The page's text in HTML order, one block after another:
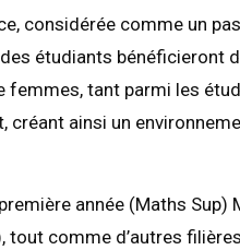
considérée comme un
étudiants bénéficieront
tant parmi les
créant ainsi un
année (Maths Sup)
tout comme d’autres